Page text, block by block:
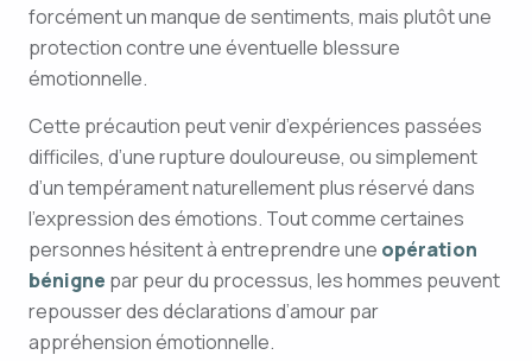
forcément un manque de sentiments, mais plutôt une
protection contre une éventuelle blessure
émotionnelle.
Cette précaution peut venir d’expériences passées
difficiles, d’une rupture douloureuse, ou simplement
d’un tempérament naturellement plus réservé dans
l’expression des émotions. Tout comme certaines
personnes hésitent à entreprendre une opération
bénigne par peur du processus, les hommes peuvent
repousser des déclarations d’amour par
appréhension émotionnelle.